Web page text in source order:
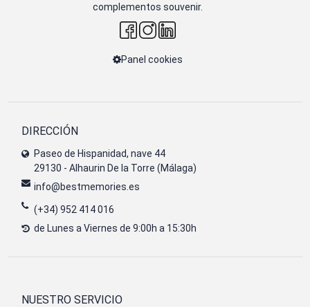
complementos souvenir.
Panel cookies
DIRECCIÓN
Paseo de Hispanidad, nave 44
29130 - Alhaurin De la Torre (Málaga)
info@bestmemories.es
(+34) 952 414 016
de Lunes a Viernes de 9:00h a 15:30h
NUESTRO SERVICIO